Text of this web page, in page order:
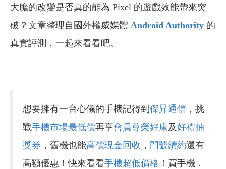
大膽的改變是否真的能為 Pixel 的遊戲效能帶來突
破？文章整理自國外權威媒體 Android Authority 的
真實評測，一起來看看吧。
想要擁有一台心儀的手機記得到 傑昇通信 ，挑
戰手機市場最低價再享會員尊榮好康及好禮抽
獎券 ，舊機也能高價現金回收 ， 門號續約還有
高額優惠！快來看看手機超低價格 ！買手機．